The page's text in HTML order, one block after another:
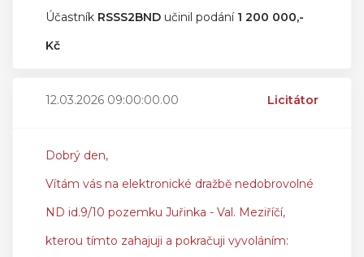
Účastník RSSS2BND učinil podání 1 200 000,-
Kč
12.03.2026 09:00:00.00 Licitátor
Dobrý den,
Vítám vás na elektronické dražbě nedobrovolné
ND id.9/10 pozemku Juřinka - Val. Meziříčí,
kterou tímto zahajuji a pokračuji vyvoláním: